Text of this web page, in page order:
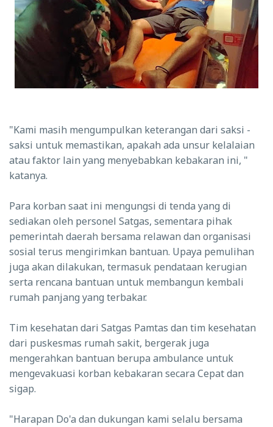
"Kami masih mengumpulkan keterangan dari saksi -
saksi untuk memastikan, apakah ada unsur kelalaian
atau faktor lain yang menyebabkan kebakaran ini, "
katanya.
Para korban saat ini mengungsi di tenda yang di
sediakan oleh personel Satgas, sementara pihak
pemerintah daerah bersama relawan dan organisasi
sosial terus mengirimkan bantuan. Upaya pemulihan
juga akan dilakukan, termasuk pendataan kerugian
serta rencana bantuan untuk membangun kembali
rumah panjang yang terbakar.
Tim kesehatan dari Satgas Pamtas dan tim kesehatan
dari puskesmas rumah sakit, bergerak juga
mengerahkan bantuan berupa ambulance untuk
mengevakuasi korban kebakaran secara Cepat dan
sigap.
"Harapan Do'a dan dukungan kami selalu bersama